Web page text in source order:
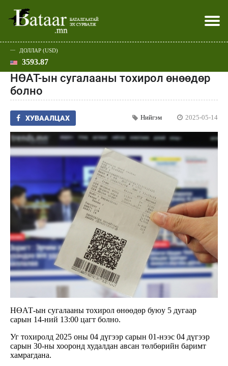
Эхлэл
Улс төр
Нийгэм
Эдийн засаг
Дэлхий
Спорт
Шар
Батаар юу хэлэв
Хэвлэл мэдээллээр
ДОЛЛАР (USD)
3593.87
НӨАТ-ын сугалааны тохирол өнөөдөр
болно
ХУВААЛЦАХ Нийгэм 2025-05-14
НӨАТ-ын сугалааны тохирол өнөөдөр буюу 5 дугаар
сарын 14-ний 13:00 цагт болно.
Уг тохиролд 2025 оны 04 дүгээр сарын 01-нээс 04 дүгээр
сарын 30-ны хооронд худалдан авсан төлбөрийн баримт
хамрагдана.